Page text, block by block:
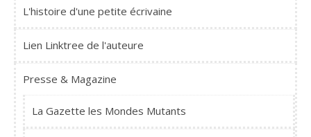
L'histoire d'une petite écrivaine
Lien Linktree de l'auteure
Presse & Magazine
La Gazette les Mondes Mutants